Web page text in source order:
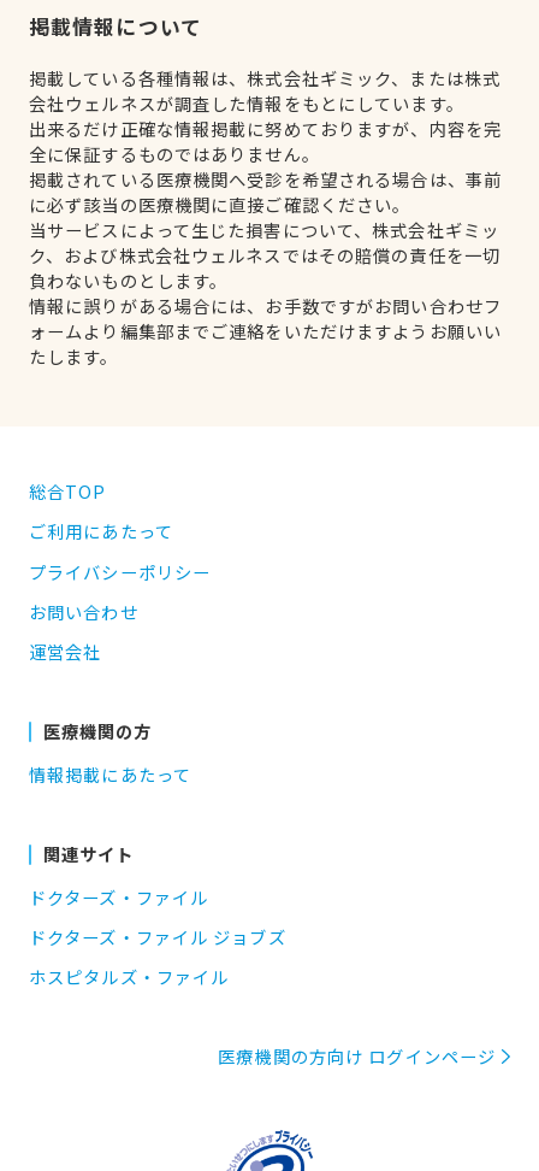
掲載情報について
掲載している各種情報は、株式会社ギミック、または株式
会社ウェルネスが調査した情報をもとにしています。
出来るだけ正確な情報掲載に努めておりますが、内容を完
全に保証するものではありません。
掲載されている医療機関へ受診を希望される場合は、事前
に必ず該当の医療機関に直接ご確認ください。
当サービスによって生じた損害について、株式会社ギミッ
ク、および株式会社ウェルネスではその賠償の責任を一切
負わないものとします。
情報に誤りがある場合には、お手数ですがお問い合わせフ
ォームより編集部までご連絡をいただけますようお願いい
たします。
総合TOP
ご利用にあたって
プライバシーポリシー
お問い合わせ
運営会社
医療機関の方
情報掲載にあたって
関連サイト
ドクターズ・ファイル
ドクターズ・ファイル ジョブズ
ホスピタルズ・ファイル
医療機関の方向け ログインページ